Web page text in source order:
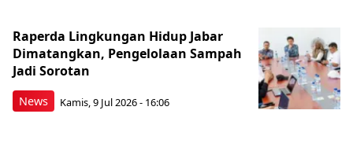
News
Raperda Lingkungan Hidup Jabar
Dimatangkan, Pengelolaan Sampah
Jadi Sorotan
Kamis, 9 Jul 2026 - 16:06